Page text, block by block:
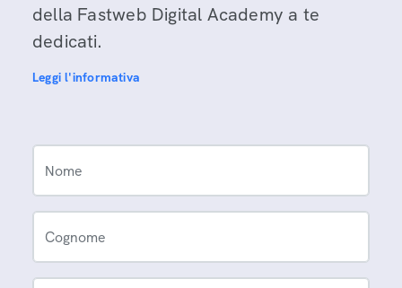
della Fastweb Digital Academy a te
dedicati.
Leggi l'informativa
Nome
Cognome